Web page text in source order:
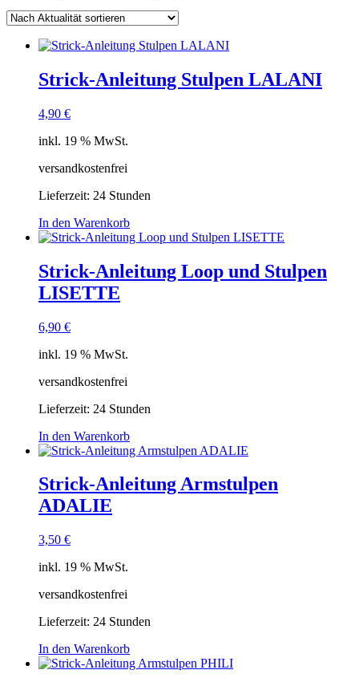
Strick-Anleitung Stulpen LALANI
4,90 €
inkl. 19 % MwSt.
versandkostenfrei
Lieferzeit: 24 Stunden
In den Warenkorb
Strick-Anleitung Loop und Stulpen
LISETTE
6,90 €
inkl. 19 % MwSt.
versandkostenfrei
Lieferzeit: 24 Stunden
In den Warenkorb
Strick-Anleitung Armstulpen
ADALIE
3,50 €
inkl. 19 % MwSt.
versandkostenfrei
Lieferzeit: 24 Stunden
In den Warenkorb